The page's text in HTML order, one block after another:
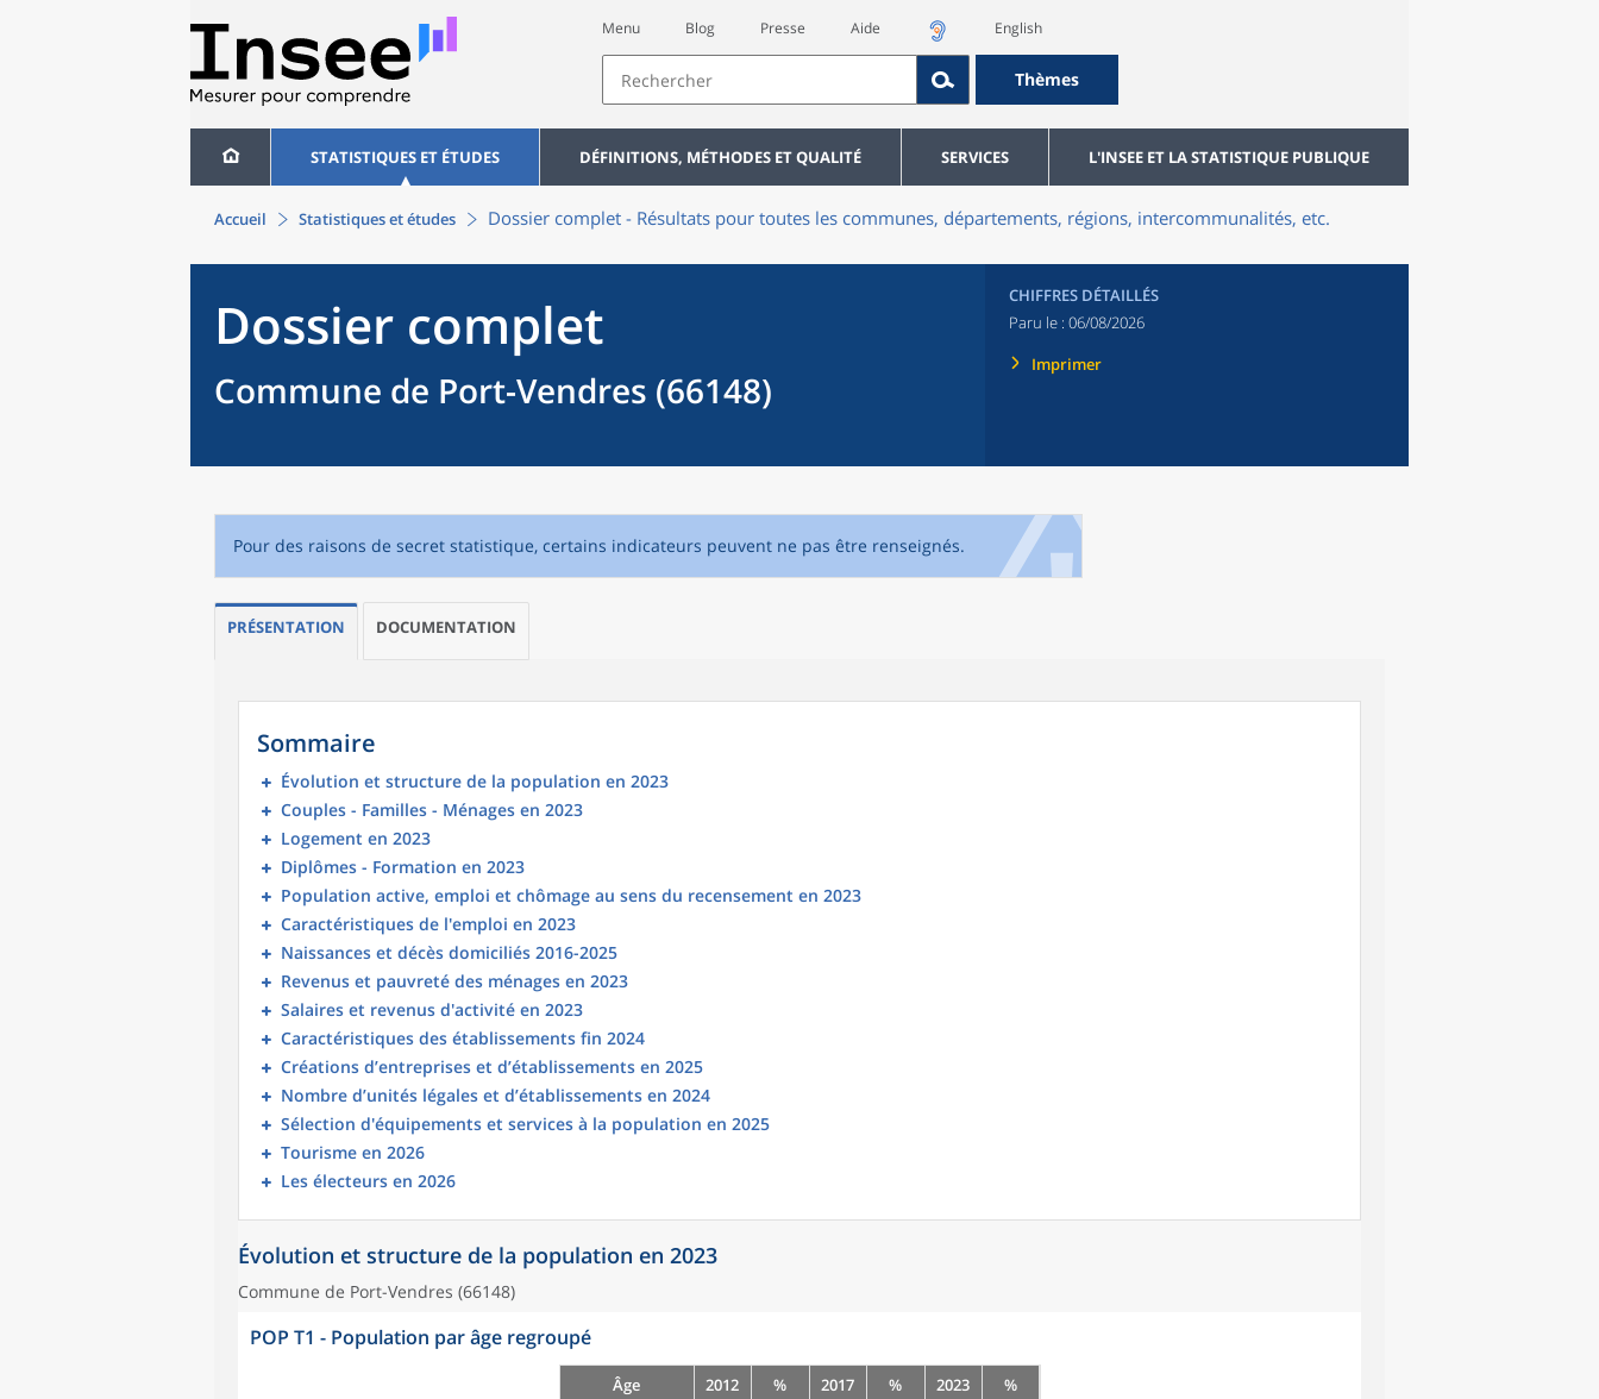
Menu Blog Presse Aide English
Thèmes
STATISTIQUES ET ÉTUDES DÉFINITIONS, MÉTHODES ET QUALITÉ SERVICES L'INSEE ET LA STATISTIQUE PUBLIQUE
Accueil Statistiques et études Dossier complet - Résultats pour toutes les communes, départements, régions, intercommunalités, etc.
Dossier complet
Commune de Port-Vendres (66148)
CHIFFRES DÉTAILLÉS
Paru le : 06/08/2026
Imprimer
Pour des raisons de secret statistique, certains indicateurs peuvent ne pas être renseignés.
PRÉSENTATION DOCUMENTATION
Sommaire
Évolution et structure de la population en 2023
Couples - Familles - Ménages en 2023
Logement en 2023
Diplômes - Formation en 2023
Population active, emploi et chômage au sens du recensement en 2023
Caractéristiques de l'emploi en 2023
Naissances et décès domiciliés 2016-2025
Revenus et pauvreté des ménages en 2023
Salaires et revenus d'activité en 2023
Caractéristiques des établissements fin 2024
Créations d’entreprises et d’établissements en 2025
Nombre d’unités légales et d’établissements en 2024
Sélection d'équipements et services à la population en 2025
Tourisme en 2026
Les électeurs en 2026
Évolution et structure de la population en 2023
Commune de Port-Vendres (66148)
POP T1 - Population par âge regroupé
Âge 2012 % 2017 % 2023
%